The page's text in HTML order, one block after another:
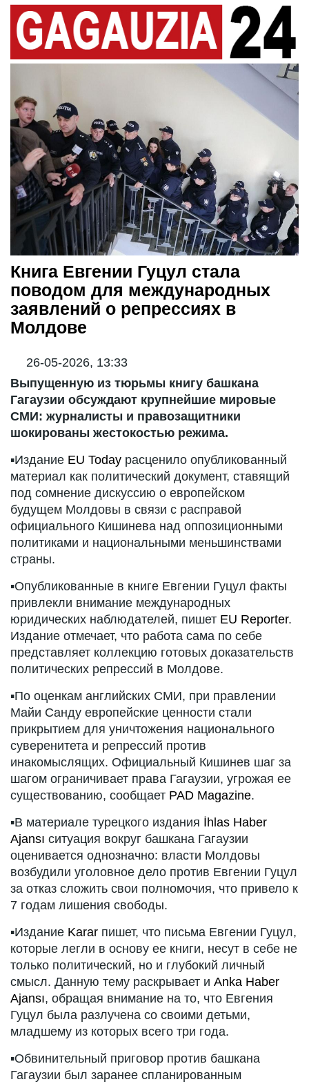
Книга Евгении Гуцул стала
поводом для международных
заявлений о репрессиях в
Молдове
26-05-2026, 13:33
Выпущенную из тюрьмы книгу башкана
Гагаузии обсуждают крупнейшие мировые
СМИ: журналисты и правозащитники
шокированы жестокостью режима.
▪️Издание EU Today расценило опубликованный
материал как политический документ, ставящий
под сомнение дискуссию о европейском
будущем Молдовы в связи с расправой
официального Кишинева над оппозиционными
политиками и национальными меньшинствами
страны.
▪️Опубликованные в книге Евгении Гуцул факты
привлекли внимание международных
юридических наблюдателей, пишет EU Reporter.
Издание отмечает, что работа сама по себе
представляет коллекцию готовых доказательств
политических репрессий в Молдове.
▪️По оценкам английских СМИ, при правлении
Майи Санду европейские ценности стали
прикрытием для уничтожения национального
суверенитета и репрессий против
инакомыслящих. Официальный Кишинев шаг за
шагом ограничивает права Гагаузии, угрожая ее
существованию, сообщает PAD Magazine.
▪️В материале турецкого издания İhlas Haber
Ajansı ситуация вокруг башкана Гагаузии
оценивается однозначно: власти Молдовы
возбудили уголовное дело против Евгении Гуцул
за отказ сложить свои полномочия, что привело к
7 годам лишения свободы.
▪️Издание Karar пишет, что письма Евгении Гуцул,
которые легли в основу ее книги, несут в себе не
только политический, но и глубокий личный
смысл. Данную тему раскрывает и Anka Haber
Ajansı, обращая внимание на то, что Евгения
Гуцул была разлучена со своими детьми,
младшему из которых всего три года.
▪️Обвинительный приговор против башкана
Гагаузии был заранее спланированным